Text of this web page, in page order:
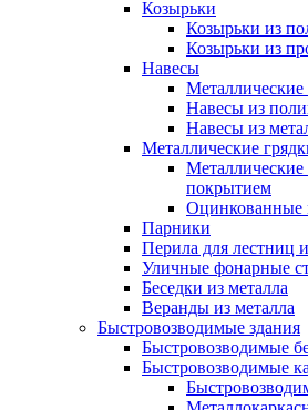
Козырьки
Козырьки из
Козырьки из
Навесы
Металлические
Навесы из
Навесы из
Металлические
покрытием
Оцинкованные
Парники
Перила для лестниц
Уличные фонарные
Беседки из металла
Веранды из металла
Быстровозводимые здания
Быстровозводимые
Быстровозводимые